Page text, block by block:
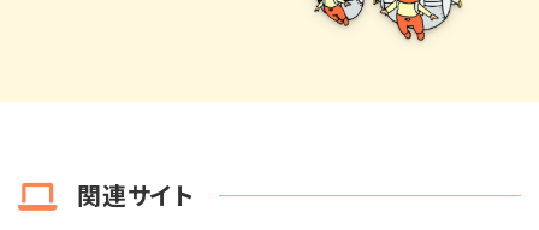
関連サイト